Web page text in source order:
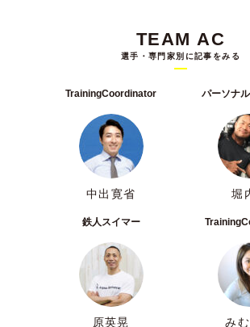
TEAM AC
選手・専門家別に記事をみる
TrainingCoordinator
中出寛省
パーソナ
堀
鉄人スイマー
原英晃 み